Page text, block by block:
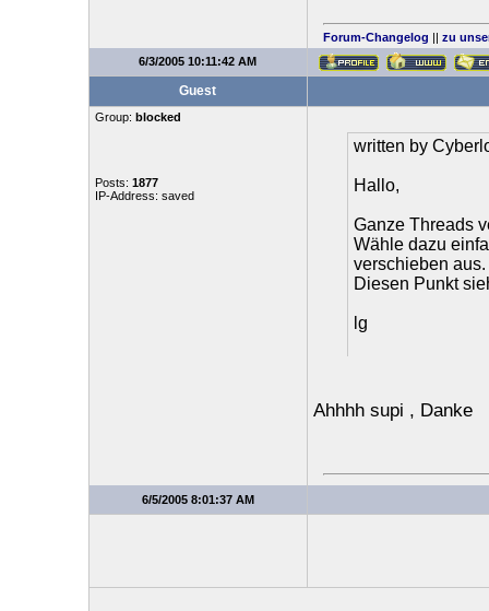
Forum-Changelog || zu
6/3/2005 10:11:42 AM
Guest
Group: blocked
Posts: 1877
IP-Address: saved
written by
Hallo,
Ganze Threads
Wähle dazu
verschieben aus.
Diesen Punkt
lg
Ahhhh supi , Danke
6/5/2005 8:01:37 AM